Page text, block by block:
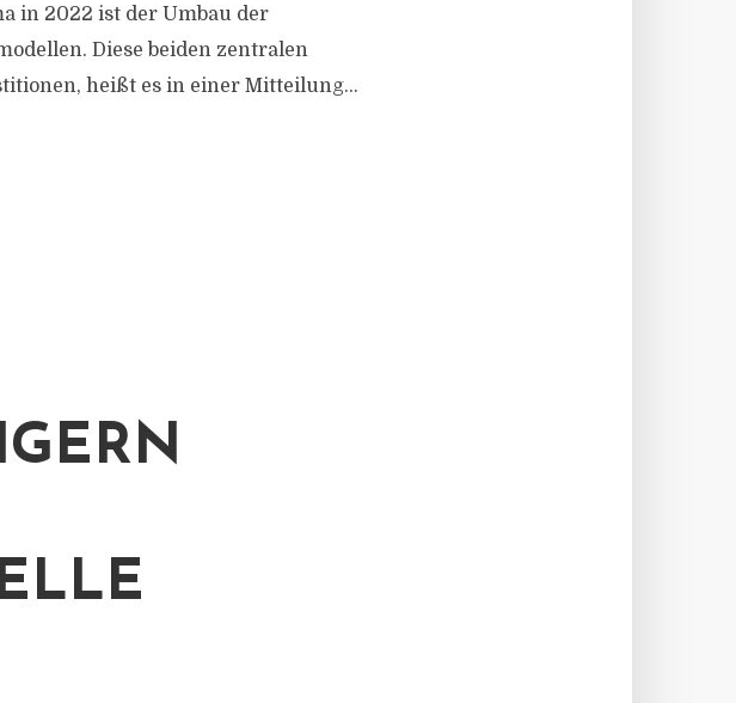
in 2022 ist der Umbau der
Diese beiden zentralen
heißt es in einer Mitteilung...